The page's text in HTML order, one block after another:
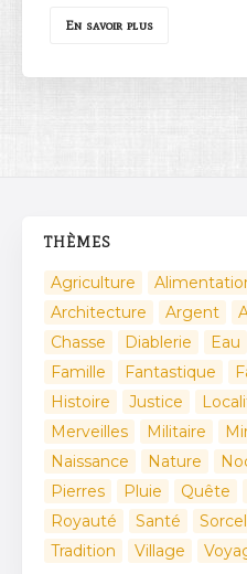
En savoir plus
THÈMES
Agriculture
Architecture
Argent
Chasse
Diablerie Eau
Famille
Fantastique
Histoire
Justice
Merveilles
Militaire
Naissance
Nature
Pierres
Pluie Quête
Royauté
Santé
Tradition
Village